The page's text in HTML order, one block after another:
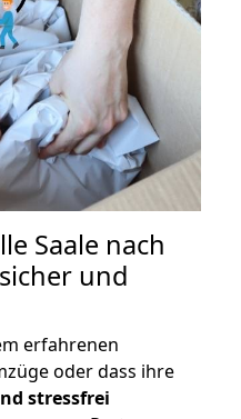
Saale nach
sicher und
erfahrenen
oder dass ihre
stressfrei